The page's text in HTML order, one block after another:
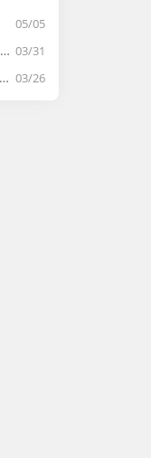
05/05
03/31
03/26